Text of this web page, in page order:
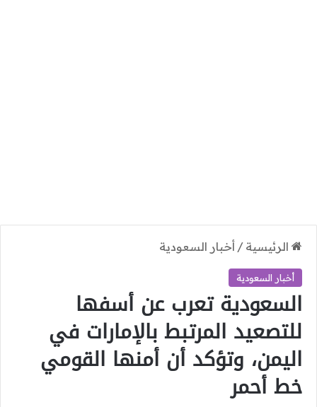
الرئيسية / أخبار السعودية
أخبار السعودية
السعودية تعرب عن أسفها
للتصعيد المرتبط بالإمارات في
اليمن، وتؤكد أن أمنها القومي
خط أحمر